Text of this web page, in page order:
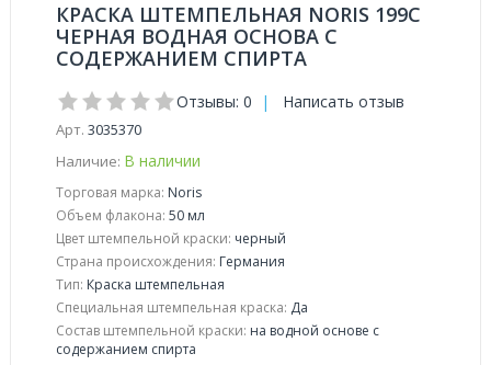
КРАСКА ШТЕМПЕЛЬНАЯ NORIS 199C
ЧЕРНАЯ ВОДНАЯ ОСНОВА С
СОДЕРЖАНИЕМ СПИРТА
Отзывы: 0 | Написать отзыв
Арт. 3035370
Наличие: В наличии
Торговая марка: Noris
Объем флакона: 50 мл
Цвет штемпельной краски: черный
Страна происхождения: Германия
Тип: Краска штемпельная
Специальная штемпельная краска: Да
Состав штемпельной краски: на водной основе с
содержанием спирта